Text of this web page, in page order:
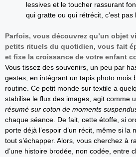
lessives et le toucher rassurant
qui gratte ou qui rétrécit, c’est pas
Parfois, vous découvrez qu’un objet
petits rituels du quotidien, vous fait
et fixe la croissance de votre enfant
Vous tissez des souvenirs, un peu par
gestes, en intégrant un tapis photo mois
routine. Ce petit monde sur textile a
stabilise le flux des images, agit comme
résumé sur coton de moments
chaque séance. De fait, cette étoffe, si
porte déjà l’espoir d’un récit, même si la
tout s’échapper. Alors, vous cherchez à
d’une histoire brodée, non codée, entre